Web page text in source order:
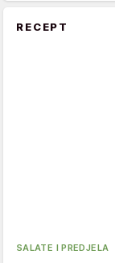
RECEPT
SALATE I PREDJELA